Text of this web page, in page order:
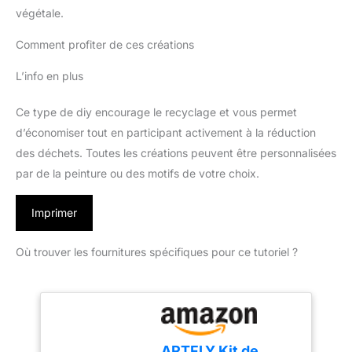
végétale.
Comment profiter de ces créations
L’info en plus
Ce type de diy encourage le recyclage et vous permet
d’économiser tout en participant activement à la réduction
des déchets. Toutes les créations peuvent être personnalisées
par de la peinture ou des motifs de votre choix.
Imprimer
Où trouver les fournitures spécifiques pour ce tutoriel ?